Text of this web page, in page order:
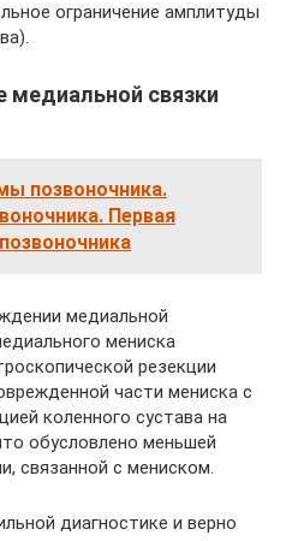
ограничение амплитуды
медиальной связки
позвоночника.
Первая
медиальной
мениска
резекции
части мениска с
коленного сустава на
обусловлено меньшей
связанной с мениском.
диагностике и верно